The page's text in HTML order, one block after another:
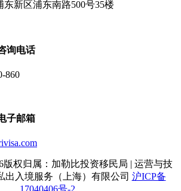
东新区浦东南路500号35楼
询电话
860
子邮箱
版权归属：加勒比投资移民局 | 运营与技
出入境服务（上海）有限公司 沪ICP备